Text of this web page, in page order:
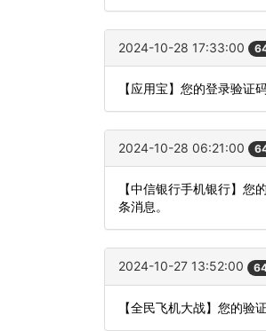
2024-10-28 17:33:00
【应用宝】您的登录验证
2024-10-28 06:21:00
【中信银行手机银行】
条消息。
2024-10-27 13:52:00
【全民飞机大战】您的验